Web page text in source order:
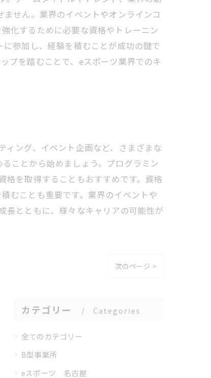
せん。業界のイベントやオンラインコ
化するために必要な資格やトレーニン
参加し、経験を積むことが成功の鍵で
プを踏むことで、eスポーツ業界でのキ
ィング、イベント企画など、さまざまな
ことから始めましょう。プログラミン
格を取得することもおすすめです。資格
むことも重要です。業界のイベントや
長とともに、様々なキャリアの可能性が
次のページ >
カテゴリー Categories
全てのカテゴリー
B型事業所
eスポーツ 名古屋